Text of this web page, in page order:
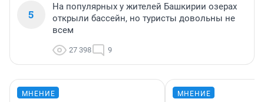
5
На популярных у жителей Башкирии озерах
открыли бассейн, но туристы довольны не
всем
27 398 9
МНЕНИЕ МНЕНИЕ